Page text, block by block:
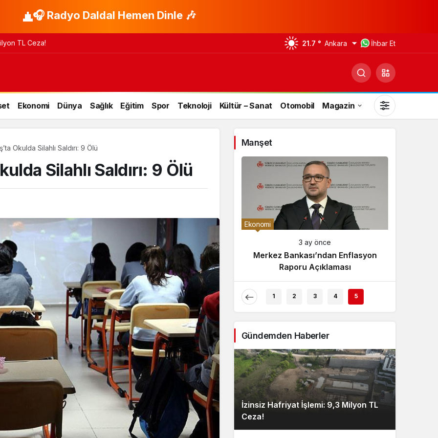
🎧 Radyo Daldal Hemen Dinle 🎶
TL Ceza! 21.7 ° Ankara İhbar Et
Ekonomi Dünya Sağlık Eğitim Spor Teknoloji Kültür – Sanat Otomobil Magazin
Gündüz Modu
Gündüz modunu seçin.
Gece Modu
Gece modunu seçin.
Sistem Modu
Sistem modunu seçin.
Okulda Silahlı Saldırı: 9 Ölü
Silahlı Saldırı: 9 Ölü
Manşet
Tartışması
Son Dakika
3 ay önce
Çaykur Rizespor, Beşiktaş’ı
Ağırlıyor!
Ekonomi
3 ay önce
Merkez Bankası’ndan Enflasyon
Raporu Açıklaması
1 2 3 4 5
Gündemden Haberler
İzinsiz Hafriyat İşlemi: 9,3 Milyon TL
Ceza!